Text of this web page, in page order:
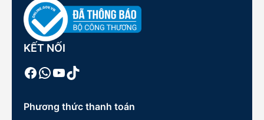
KẾT NỐI
Facebook
WhatsApp
Youtube
TikTok
Phương thức thanh toán